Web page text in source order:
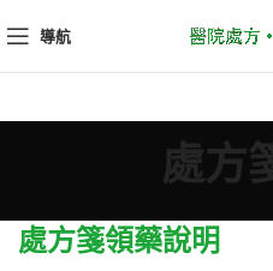
導航
處方
處方箋領藥說明